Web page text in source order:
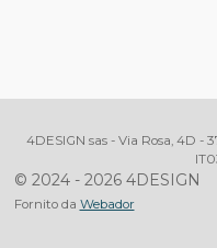
4DESIGN sas - Via Rosa, 4D -
© 2024 - 2026 4DESIGN
Fornito da Webador